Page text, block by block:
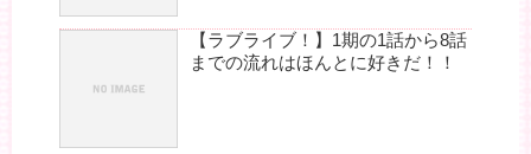
【ラブライブ！】1期の1話から8話
までの流れはほんとに好きだ！！